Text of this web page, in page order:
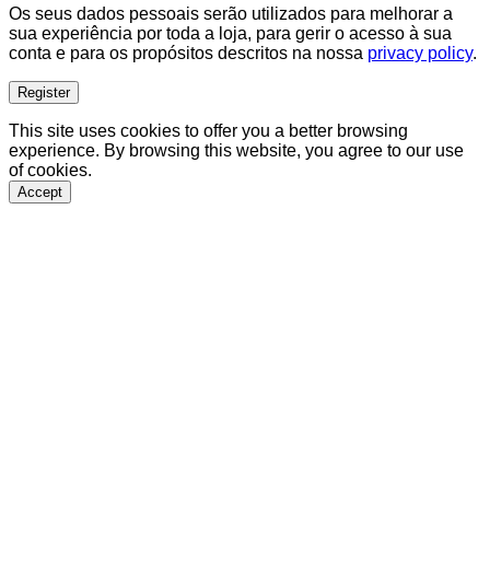
Os seus dados pessoais serão utilizados para melhorar a
sua experiência por toda a loja, para gerir o acesso à sua
conta e para os propósitos descritos na nossa privacy policy.
Register
This site uses cookies to offer you a better browsing
experience. By browsing this website, you agree to our use
of cookies.
Accept